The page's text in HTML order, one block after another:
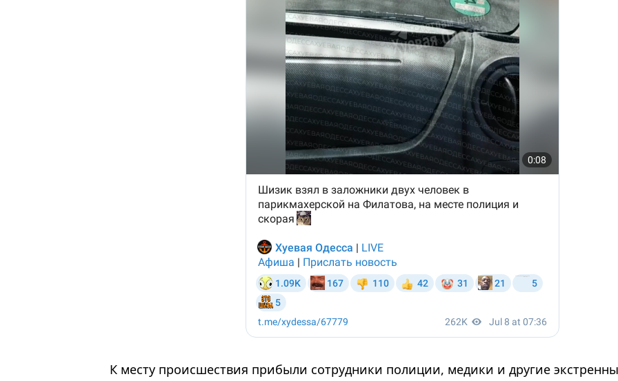
К месту происшествия прибыли сотрудники полиции, медики и другие